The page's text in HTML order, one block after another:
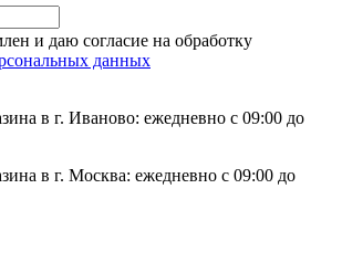
и даю согласие на обработку
данных
в г. Иваново: ежедневно с 09:00 до
в г. Москва: ежедневно с 09:00 до